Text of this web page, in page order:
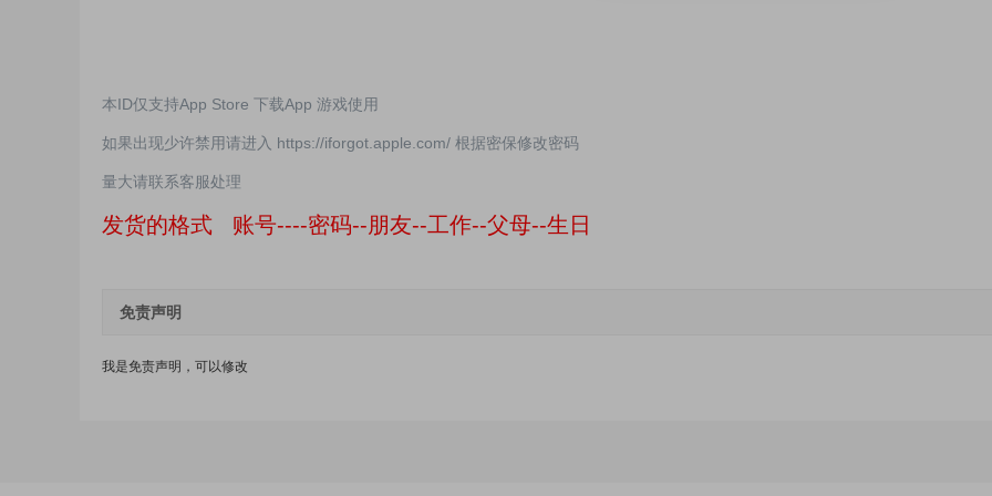
本ID仅支持App Store 下载App 游戏使用
如果出现少许禁用请进入 https://iforgot.apple.com/ 根据密保修改密码
量大请联系客服处理
发货的格式 账号----密码--朋友--工作--父母--生日
免责声明
我是免责声明，可以修改